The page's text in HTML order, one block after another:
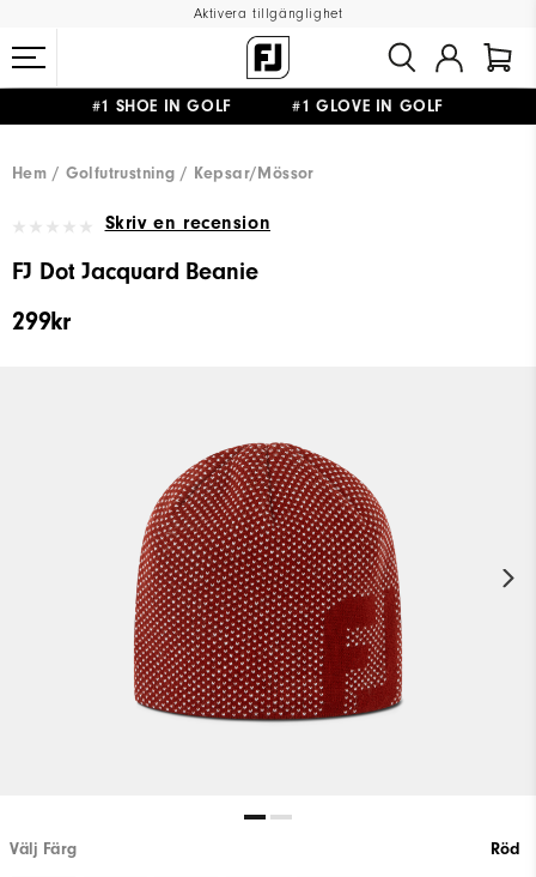
Aktivera tillgänglighet
#1 SHOE IN GOLF #1 GLOVE IN GOLF
Hem
Golfutrustning Kepsar/Mössor
Skriv en recension
FJ Dot Jacquard Beanie
299kr
Välj Färg Röd